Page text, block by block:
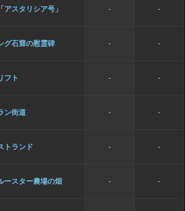
アスタリシア号」 - -
グ石窟の慰霊碑 - -
フト - -
ン街道 - -
トランド - -
ースター農場の畑 - -